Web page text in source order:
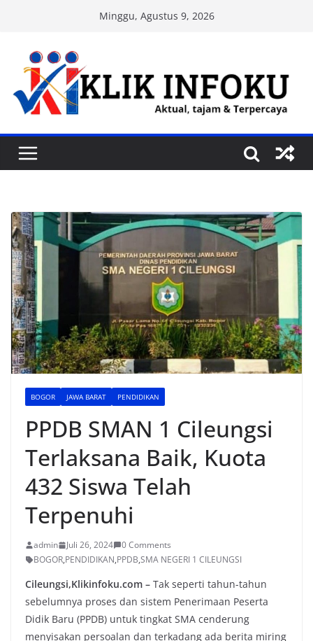
content
Minggu, Agustus 9, 2026
BOGOR JAWA BARAT PENDIDIKAN
PPDB SMAN 1 Cileungsi
Terlaksana Baik, Kuota
432 Siswa Telah
Terpenuhi
admin Juli 26, 2024
0 Comments
BOGOR,PENDIDIKAN,PPDB,SMA NEGERI 1 CILEUNGSI
Cileungsi,Klikinfoku.com – Tak seperti tahun-tahun
sebelumnya proses dan sistem Penerimaan Peserta
Didik Baru (PPDB) untuk tingkat SMA cenderung
menyisakan persoalan dan terkadang ada berita miring